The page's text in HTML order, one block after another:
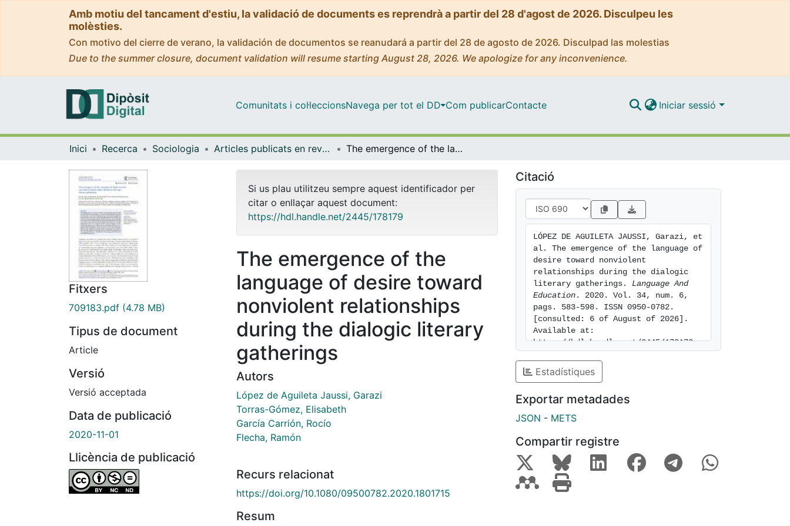
Amb motiu del tancament d'estiu, la validació de documents es reprendrà a partir del 28 d'agost de 2026. Disculpeu les
molèsties.
Con motivo del cierre de verano, la validación de documentos se reanudará a partir del 28 de agosto de 2026. Disculpad las molestias
Due to the summer closure, document validation will resume starting August 28, 2026. We apologize for any inconvenience.
Comunitats i col·leccionsNavega per tot el DD Com publicarContacte Iniciar sessió
Inici Recerca Sociologia Articles publicats en revistes (Sociologia) The emergence of the language of desire toward nonviolent relationships during the dialogic literary gatherings
Fitxers
709183.pdf (4.78 MB)
Tipus de document
Article
Versió
Versió acceptada
Data de publicació
2020-11-01
Llicència de publicació
Si us plau utilitzeu sempre aquest identificador per
citar o enllaçar aquest document:
https://hdl.handle.net/2445/178179
The emergence of the
language of desire toward
nonviolent relationships
during the dialogic literary
gatherings
Autors
López de Aguileta Jaussi, Garazi
Torras-Gómez, Elisabeth
García Carrión, Rocío
Flecha, Ramón
Recurs relacionat
https://doi.org/10.1080/09500782.2020.1801715
Resum
Citació
LÓPEZ DE AGUILETA JAUSSI, Garazi, et
al. The emergence of the language of
desire toward nonviolent
relationships during the dialogic
literary gatherings. Language And
Education . 2020. Vol. 34, num. 6,
pags. 583-598. ISSN 0950-0782.
[consulted: 6 of August of 2026].
Available at:
https://hdl.handle.net/2445/178179
Estadístiques
Exportar metadades
JSON - METS
Compartir registre